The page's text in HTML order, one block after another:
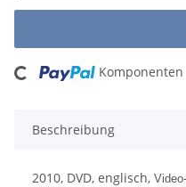
Beschreibung
2010, DVD, englisch,